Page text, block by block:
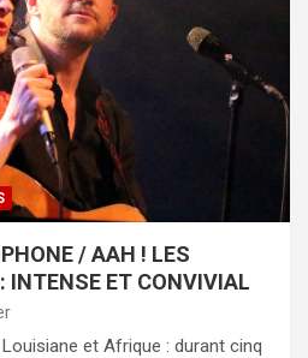
/ AAH ! LES
INTENSE ET CONVIVIAL
et Afrique : durant cinq